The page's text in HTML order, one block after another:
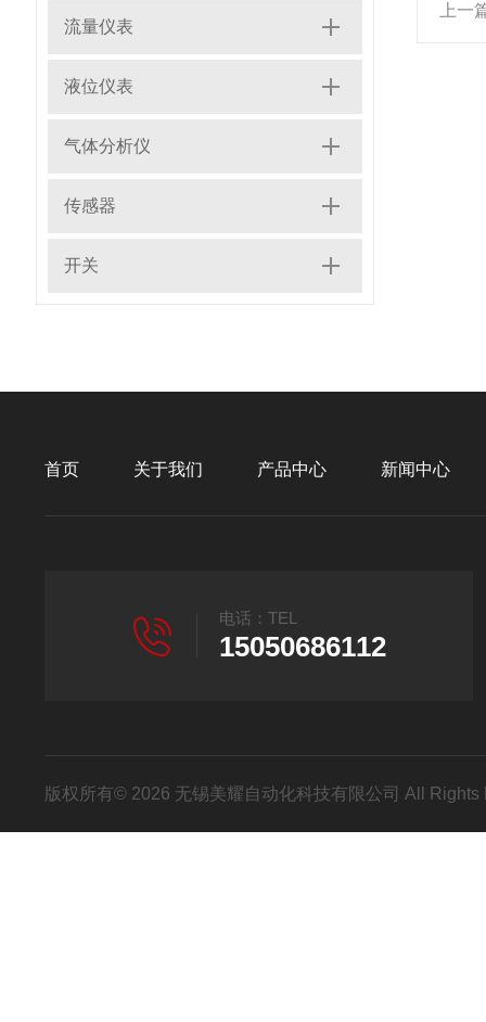
流量仪表
液位仪表
气体分析仪
传感器
开关
上一
首页 关于我们 产品中心 新闻中心
电话：TEL
15050686112
版权所有© 2026 无锡美耀自动化科技有限公司 All